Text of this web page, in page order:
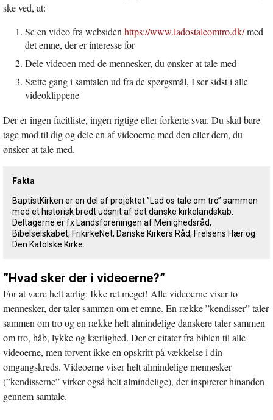
ske ved, at:
Se en video fra websiden https://www.ladostaleomtro.dk/med
det emne, der er interesse for
Dele videoen med de mennesker, du ønsker at tale med
Sætte gang i samtalen ud fra de spørgsmål, I ser sidst i alle
videoklippene
Der er ingen facitliste, ingen rigtige eller forkerte svar. Du skal bare
tage mod til dig og dele en af videoerne med den eller dem, du
ønsker at tale med.
Fakta
BaptistKirken er en del af projektet ”Lad os tale om tro” sammen
med et historisk bredt udsnit af det danske kirkelandskab.
Deltagerne er fx Landsforeningen af Menighedsråd,
Bibelselskabet, FrikirkeNet, Danske Kirkers Råd, Frelsens Hær og
Den Katolske Kirke.
”Hvad sker der i videoerne?”
For at være helt ærlig: Ikke ret meget! Alle videoerne viser to
mennesker, der taler sammen om et emne. En række ”kendisser” taler
sammen om tro og en række helt almindelige danskere taler sammen
om tro, håb, lykke og kærlighed. Der er citater fra biblen til alle
videoerne, men forvent ikke en opskrift på vækkelse i din
omgangskreds. Videoerne viser helt almindelige mennesker
(”kendisserne” virker også helt almindelige), der inspirerer hinanden
gennem samtale.